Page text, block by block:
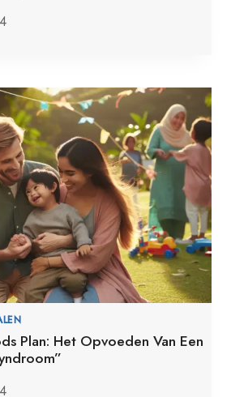
Plan: Het Opvoeden Van Een